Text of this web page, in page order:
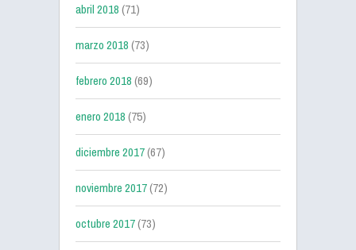
abril 2018(71)
marzo 2018(73)
febrero 2018(69)
enero 2018(75)
diciembre 2017(67)
noviembre 2017(72)
octubre 2017(73)